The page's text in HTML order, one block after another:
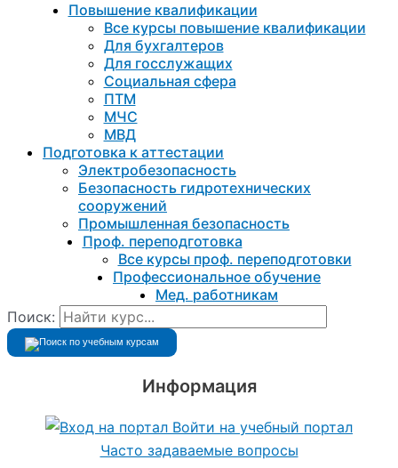
Повышение квалификации
Все курсы повышение квалификации
Для бухгалтеров
Для госслужащих
Социальная сфера
ПТМ
МЧС
МВД
Подготовка к aттестации
Электробезопасность
Безопасность гидротехнических
сооружений
Промышленная безопасность
Проф. переподготовка
Все курсы проф. переподготовки
Профессиональное обучение
Мед. работникам
Поиск:
Информация
Войти на учебный портал
Часто задаваемые вопросы